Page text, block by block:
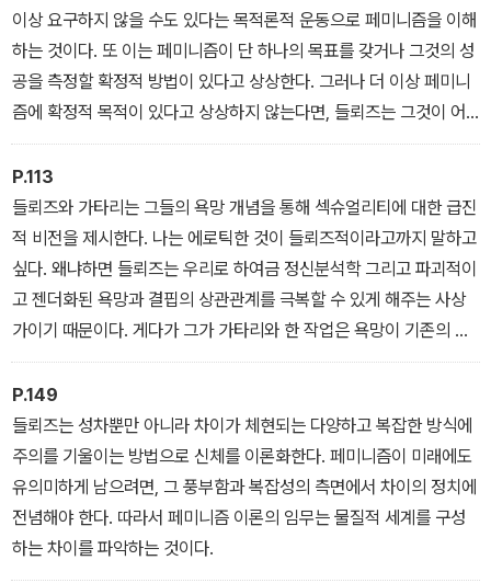
이상 요구하지 않을 수도 있다는 목적론적 운동으로 페미니즘을 이해
하는 것이다. 또 이는 페미니즘이 단 하나의 목표를 갖거나 그것의 성
공을 측정할 확정적 방법이 있다고 상상한다. 그러나 더 이상 페미니
즘에 확정적 목적이 있다고 상상하지 않는다면, 들뢰즈는 그것이 어
떤 페미니즘이 될지에 대해 우리가 사유를 열어놓도록 변화시킬 수
있다.
P.113
들뢰즈와 가타리는 그들의 욕망 개념을 통해 섹슈얼리티에 대한 급진
적 비전을 제시한다. 나는 에로틱한 것이 들뢰즈적이라고까지 말하고
싶다. 왜냐하면 들뢰즈는 우리로 하여금 정신분석학 그리고 파괴적이
고 젠더화된 욕망과 결핍의 상관관계를 극복할 수 있게 해주는 사상
가이기 때문이다. 게다가 그가 가타리와 한 작업은 욕망이 기존의 고
정된 패턴에서 해방될 여지를 제공한다.
P.149
들뢰즈는 성차뿐만 아니라 차이가 체현되는 다양하고 복잡한 방식에
주의를 기울이는 방법으로 신체를 이론화한다. 페미니즘이 미래에도
유의미하게 남으려면, 그 풍부함과 복잡성의 측면에서 차이의 정치에
전념해야 한다. 따라서 페미니즘 이론의 임무는 물질적 세계를 구성
하는 차이를 파악하는 것이다.